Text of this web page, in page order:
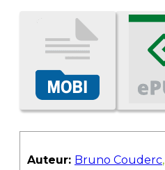
Auteur: Bruno Couderc,